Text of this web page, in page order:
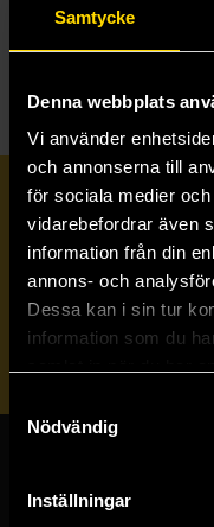
Samtycke
Denna webbplats
Vi använder
och annonserna till
för sociala medier
vidarebefordrar även
information från din
annons- och
Dessa kan i sin tur
information som du
Nödvändig
Inställningar
SAMLINGSVOLYM
Butiker &